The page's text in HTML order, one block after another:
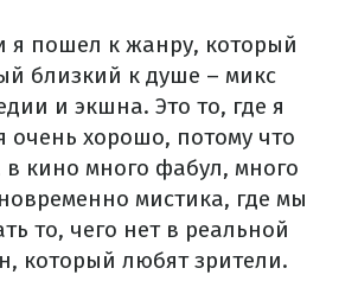
я пошел к жанру, который
близкий к душе – микс
и экшна. Это то, где я
очень хорошо, потому что
кино много фабул, много
мистика, где мы
то, чего нет в реальной
который любят зрители.